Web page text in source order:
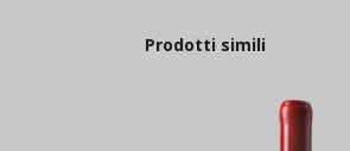
Prodotti simili